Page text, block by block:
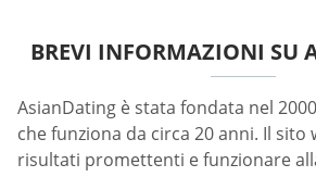
BREVI INFORMAZIONI SU
AsianDating è stata fondata nel
che funziona da circa 20 anni. Il sito
risultati promettenti e funzionare